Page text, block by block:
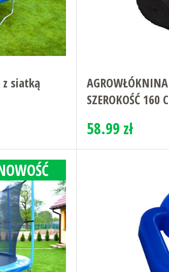
z siatką
SZEROKOŚĆ 160
58.99 zł